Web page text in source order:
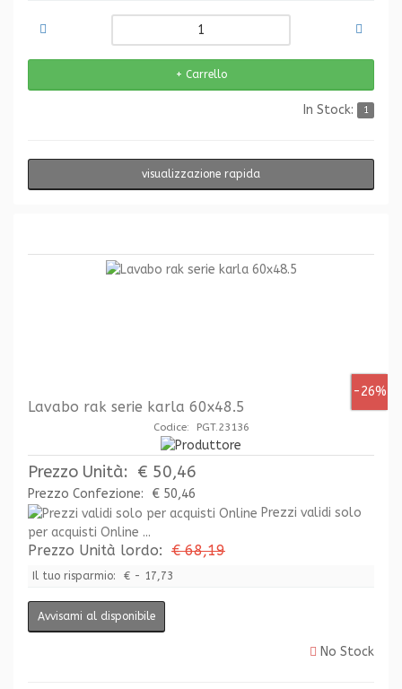
In Stock: 1
visualizzazione rapida
-26%
Lavabo rak serie karla 60x48.5
Codice: PGT.23136
Prezzo Unità: € 50,46
Prezzo Confezione:
€ 50,46
Prezzi validi solo
per acquisti Online ...
Prezzo Unità lordo: € 68,19
Il tuo risparmio: € - 17,73
Avvisami al disponibile
No Stock